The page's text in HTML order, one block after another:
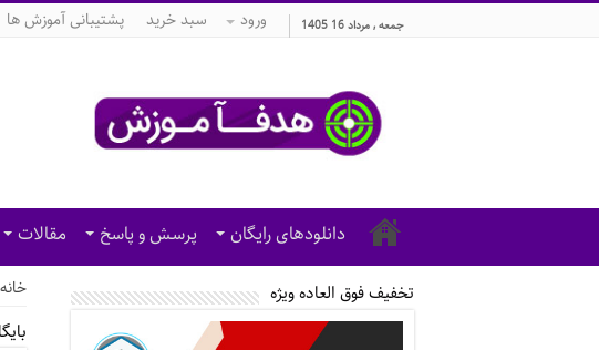
جمعه , مرداد 16 1405 ورود سبد خرید پشتیبانی آموزش ها
دانلودهای رایگان پرسش و پاسخ مقالات
خانه تخفیف فوق العاده ویژه